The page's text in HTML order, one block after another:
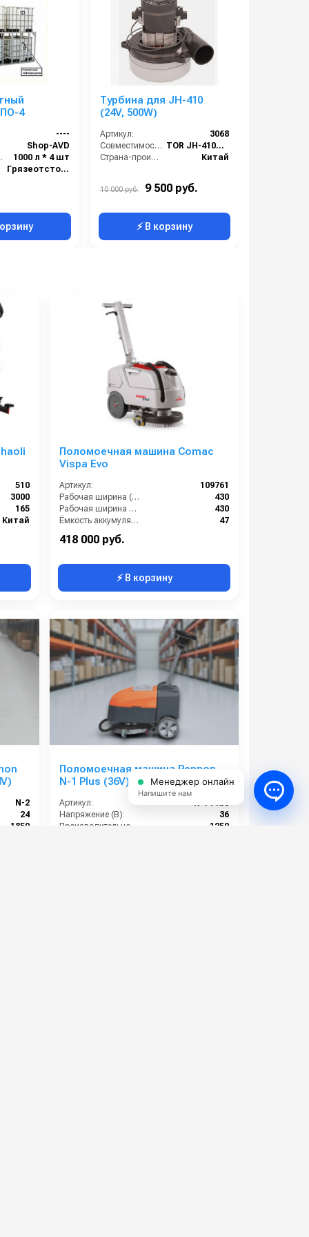
4
----
Shop-AVD
1000 л * 4 шт
Грязеотстойник отстойник для автомойки
Турбина для JH-410
(24V, 500W)
Артикул:
3068
Совместимость:
TOR JH-410A (зарядное устройство + GEL аккумулятор), TOR JH-410A (зарядное устройство + Lithium аккумулятор).
Страна-производитель:
Китай
10 000 руб. 9 500 руб.
⚡ В корзину
510
3000
165
Китай
Поломоечная машина Comac
Vispa Evo
Артикул:
109761
Рабочая ширина (мм):
430
Рабочая ширина щеток (мм):
430
Ёмкость аккумуляторов (Ач):
47
Габариты (ДхШхВ):
418 000 руб.
⚡ В корзину
N-2
24
1850
Поломоечная машина Pennon
N-1 Plus (36V)
Артикул:
Напряжение (В):
36
1250
Менеджер онлайн
Напишите нам